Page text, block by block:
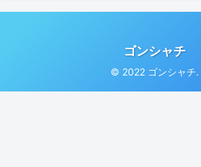
ゴンシャチ
© 2022 ゴンシャチ.